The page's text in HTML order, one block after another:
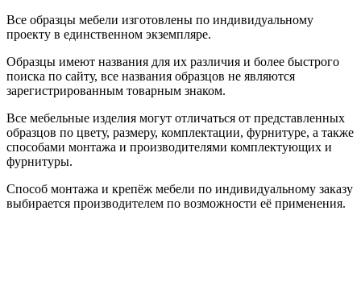
Все образцы мебели изготовлены по индивидуальному
проекту в единственном экземпляре.
Образцы имеют названия для их различия и более быстрого
поиска по сайту, все названия образцов не являются
зарегистрированным товарным знаком.
Все мебельные изделия могут отличаться от представленных
образцов по цвету, размеру, комплектации, фурнитуре, а также
способами монтажа и производителями комплектующих и
фурнитуры.
Способ монтажа и крепёж мебели по индивидуальному заказу
выбирается производителем по возможности её применения.